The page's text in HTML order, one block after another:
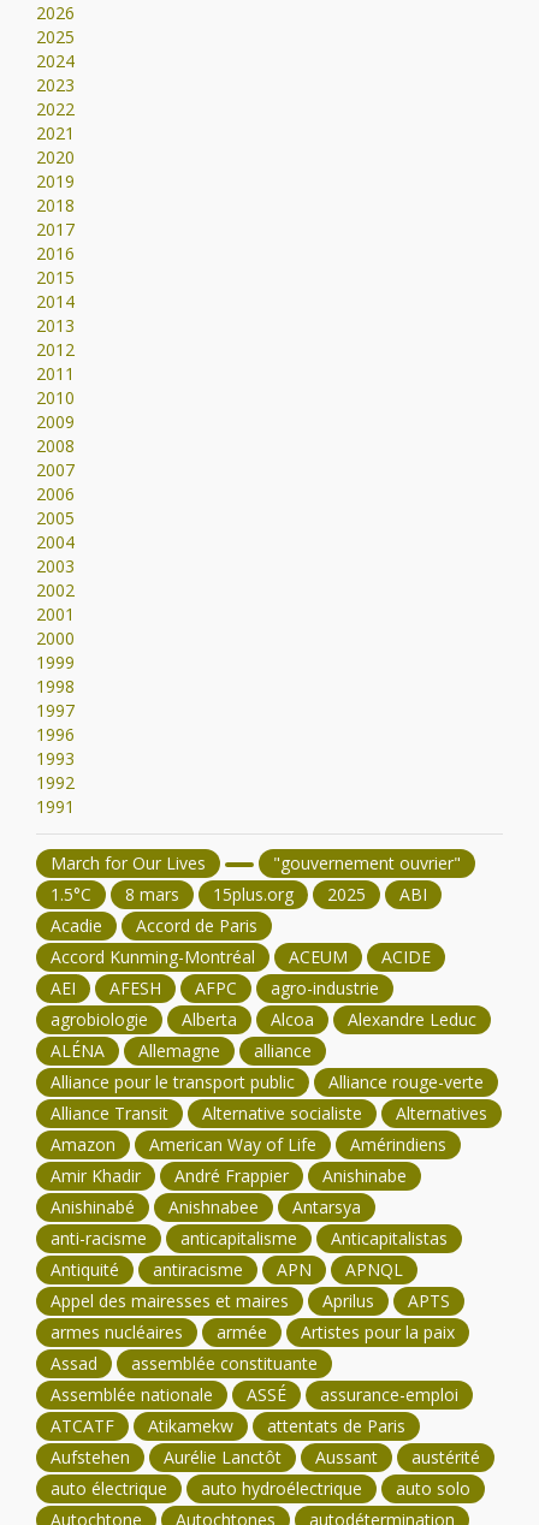
2026
2025
2024
2023
2022
2021
2020
2019
2018
2017
2016
2015
2014
2013
2012
2011
2010
2009
2008
2007
2006
2005
2004
2003
2002
2001
2000
1999
1998
1997
1996
1993
1992
1991
March for Our Lives
"gouvernement ouvrier"
1.5°C
8 mars 15plus.org 2025
ABI
Acadie
Accord de Paris
Accord Kunming-Montréal
ACEUM
ACIDE
AEI
AFESH AFPC
agro-industrie
agrobiologie
Alberta Alcoa
Alexandre Leduc
ALÉNA
Allemagne
alliance
Alliance pour le transport public
Alliance rouge-verte
Alliance Transit
Alternative socialiste
Alternatives
Amazon
American Way of Life
Amérindiens
Amir Khadir
André Frappier
Anishinabe
Anishinabé
Anishnabee
Antarsya
anti-racisme
anticapitalisme
Anticapitalistas
Antiquité
antiracisme APN
APNQL
Appel des mairesses et maires
Aprilus
APTS
armes nucléaires
armée
Artistes pour la paix
Assad
assemblée constituante
Assemblée nationale
ASSÉ
assurance-emploi
ATCATF
Atikamekw
attentats de Paris
Aufstehen
Aurélie Lanctôt Aussant
austérité
auto électrique
auto hydroélectrique
auto solo
Autochtone
Autochtones autodétermination